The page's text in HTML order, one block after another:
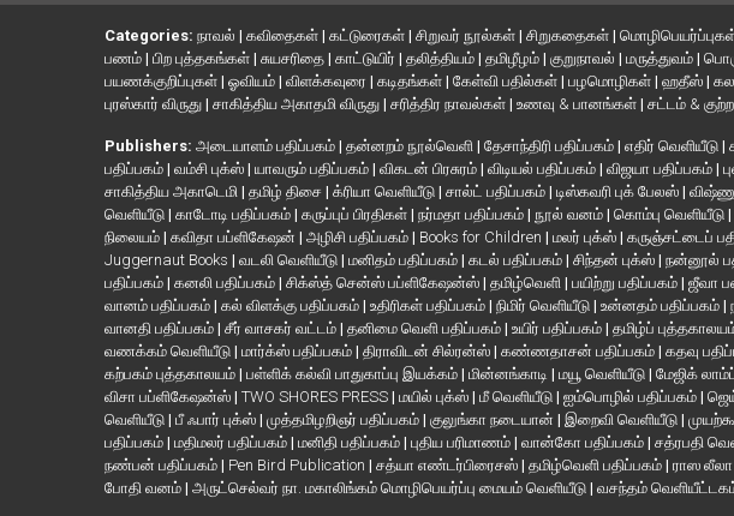
Categories: நாவல் | கவிதைகள் | கட்டுரைகள் | சிறுவர் நூல்கள் | சிறுகதைகள் |
பணம் | பிற புத்தகங்கள் | சுயசரிதை | காட்டுயிர் | தலித்தியம் | தமிழீழம் | குறுநாவல் | மருத்துவம் |
பயணக்குறிப்புகள் | ஓவியம் | விளக்கவுரை | கடிதங்கள் | கேள்வி பதில்கள் | பழமொழிகள் | ஹதீஸ் |
புரஸ்கார் விருது | சாகித்திய அகாதமி விருது | சரித்திர நாவல்கள் | உணவு & பானங்கள் | சட்டம் &
Publishers: அடையாளம் பதிப்பகம் | தன்னறம் நூல்வெளி | தேசாந்திரி பதிப்பகம் | எதிர் வெளியீடு |
பதிப்பகம் | வம்சி புக்ஸ் | யாவரும் பதிப்பகம் | விகடன் பிரசுரம் | விடியல் பதிப்பகம் | விஜயா பதிப்பகம் |
சாகித்திய அகாடெமி | தமிழ் திசை | க்ரியா வெளியீடு | சால்ட் பதிப்பகம் | டிஸ்கவரி புக் பேலஸ் |
வெளியீடு | காடோடி பதிப்பகம் | கருப்புப் பிரதிகள் | நர்மதா பதிப்பகம் | நூல் வனம் | கொம்பு வெளியீடு |
நிலையம் | கவிதா பப்ளிகேஷன் | அழிசி பதிப்பகம் | Books for Children | மலர் புக்ஸ் | கருஞ்சட்டைப்
Juggernaut Books | வடலி வெளியீடு | மனிதம் பதிப்பகம் | கடல் பதிப்பகம் | சிந்தன் புக்ஸ் | நன்னூல்
பதிப்பகம் | கனலி பதிப்பகம் | சிக்ஸ்த் சென்ஸ் பப்ளிகேஷன்ஸ் | தமிழ்வெளி | பயிற்று பதிப்பகம் | ஜீவா
வானம் பதிப்பகம் | கல் விளக்கு பதிப்பகம் | உதிரிகள் பதிப்பகம் | நிமிர் வெளியீடு | உன்னதம் பதிப்பகம் |
வானதி பதிப்பகம் | சீர் வாசகர் வட்டம் | தனிமை வெளி பதிப்பகம் | உயிர் பதிப்பகம் | தமிழ்ப்
வணக்கம் வெளியீடு | மார்க்ஸ் பதிப்பகம் | திராவிடன் சில்ரன்ஸ் | கண்ணதாசன் பதிப்பகம் | கதவு
கற்பகம் புத்தகாலயம் | பள்ளிக் கல்வி பாதுகாப்பு இயக்கம் | மின்னங்காடி | மயூ வெளியீடு | மேஜிக்
விசா பப்ளிகேஷன்ஸ் | TWO SHORES PRESS | மயில் புக்ஸ் | மீ வெளியீடு | ஐம்பொழில் பதிப்பகம் |
வெளியீடு | பீ ஃபார் புக்ஸ் | முத்தமிழறிஞர் பதிப்பகம் | குலுங்கா நடையான் | இறைவி வெளியீடு |
பதிப்பகம் | மதிமலர் பதிப்பகம் | மனிதி பதிப்பகம் | புதிய பரிமாணம் | வான்கோ பதிப்பகம் | சத்ரபதி
நண்பன் பதிப்பகம் | Pen Bird Publication | சத்யா எண்டர்பிரைசஸ் | தமிழ்வெளி பதிப்பகம் | ராஸ லீலா
போதி வனம் | அருட்செல்வர் நா. மகாலிங்கம் மொழிபெயர்ப்பு மையம் வெளியீடு | வசந்தம்